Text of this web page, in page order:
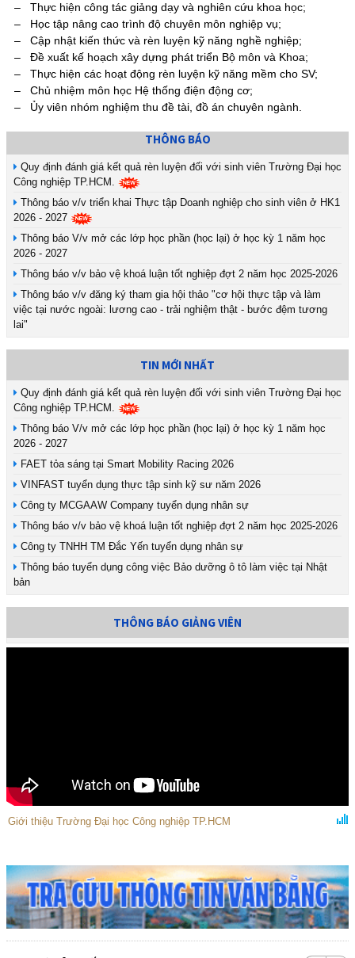
– Thực hiện công tác giảng dạy và nghiên cứu khoa học;
– Học tập nâng cao trình độ chuyên môn nghiệp vụ;
– Cập nhật kiến thức và rèn luyện kỹ năng nghề nghiệp;
– Đề xuất kế hoạch xây dựng phát triển Bộ môn và Khoa;
– Thực hiện các hoạt động rèn luyện kỹ năng mềm cho SV;
– Chủ nhiệm môn học Hệ thống điện động cơ;
– Ủy viên nhóm nghiệm thu đề tài, đồ án chuyên ngành.
THÔNG BÁO
Quy định đánh giá kết quả rèn luyện đối với sinh viên Trường Đại học
Công nghiệp TP.HCM.
Thông báo v/v triển khai Thực tập Doanh nghiệp cho sinh viên ở HK1
2026 - 2027
Thông báo V/v mở các lớp học phần (học lại) ở học kỳ 1 năm học
2026 - 2027
Thông báo v/v bảo vệ khoá luận tốt nghiệp đợt 2 năm học 2025-2026
Thông báo v/v đăng ký tham gia hội thảo "cơ hội thực tập và làm
việc tại nước ngoài: lương cao - trải nghiệm thật - bước đệm tương
lai"
TIN MỚI NHẤT
Quy định đánh giá kết quả rèn luyện đối với sinh viên Trường Đại học
Công nghiệp TP.HCM.
Thông báo V/v mở các lớp học phần (học lại) ở học kỳ 1 năm học
2026 - 2027
FAET tỏa sáng tại Smart Mobility Racing 2026
VINFAST tuyển dụng thực tập sinh kỹ sư năm 2026
Công ty MCGAAW Company tuyển dụng nhân sự
Thông báo v/v bảo vệ khoá luận tốt nghiệp đợt 2 năm học 2025-2026
Công ty TNHH TM Đắc Yến tuyển dụng nhân sự
Thông báo tuyển dụng công việc Bảo dưỡng ô tô làm việc tại Nhật
bản
THÔNG BÁO GIẢNG VIÊN
Giới thiệu Trường Đại học Công nghiệp TP.HCM